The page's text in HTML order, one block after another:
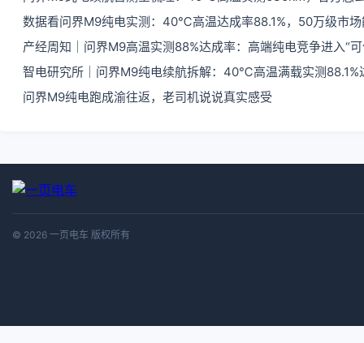
数据看问界M9纯电实测：40℃高温达成率88.1%，50万级市场
产经周知｜问界M9高温实测88%达成率：高端纯电竞争进入“
智电研究所｜问界M9纯电续航拆解：40℃高温满载实测88.1%
问界M9纯电跑成渝往返，老司机说说真实感受
© 2026 一页电车 版权所有